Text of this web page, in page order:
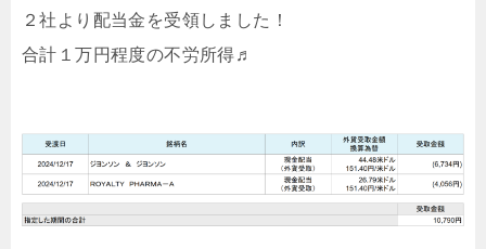
２社より配当金を受領しました！
合計１万円程度の不労所得♬